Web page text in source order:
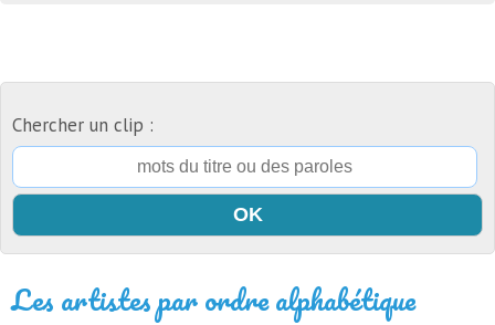
Chercher un clip :
Les artistes par ordre alphabétique